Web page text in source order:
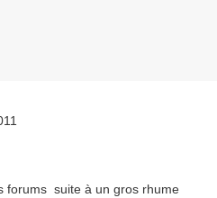
forums suite à un gros rhume